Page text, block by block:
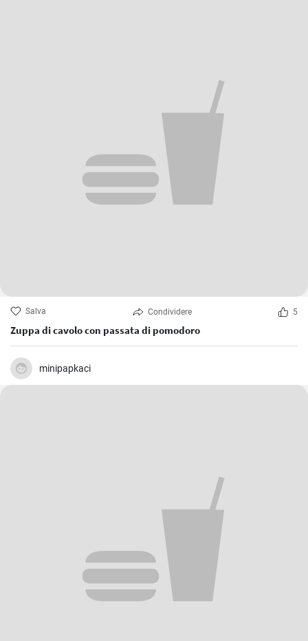
Salva Condividere 5
Zuppa di cavolo con passata di pomodoro
minipapkaci